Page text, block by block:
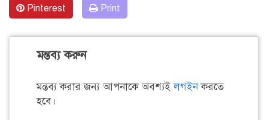
Pinterest Print
মন্তব্য করুন
মন্তব্য করার জন্য আপনাকে অবশ্যইলগইনকরতে
হবে।